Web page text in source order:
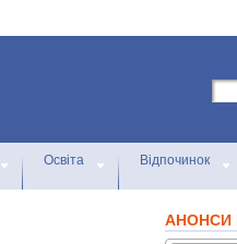
Освіта Відпочинок
АНОНСИ